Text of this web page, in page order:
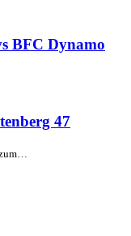
BFC Dynamo
47